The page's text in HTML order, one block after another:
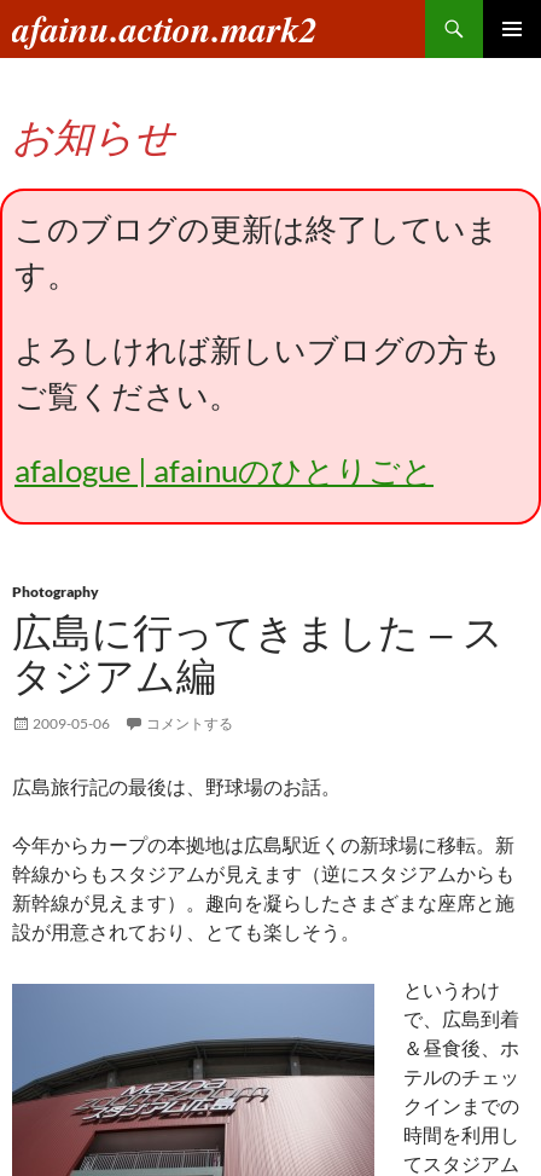
ン
へ
ス
キ
プ
afainu.action.mark2
索
お知らせ
このブログの更新は終了していま
す。
よろしければ新しいブログの方も
ご覧ください。
afalogue | afainuのひとりごと
Photography
広島に行ってきました – ス
タジアム編
2009-05-06 コメントする
広島旅行記の最後は、野球場のお話。
今年からカープの本拠地は広島駅近くの新球場に移転。新
幹線からもスタジアムが見えます（逆にスタジアムからも
新幹線が見えます）。趣向を凝らしたさまざまな座席と施
設が用意されており、とても楽しそう。
というわけ
で、広島到着
＆昼食後、ホ
テルのチェッ
クインまでの
時間を利用し
てスタジアム